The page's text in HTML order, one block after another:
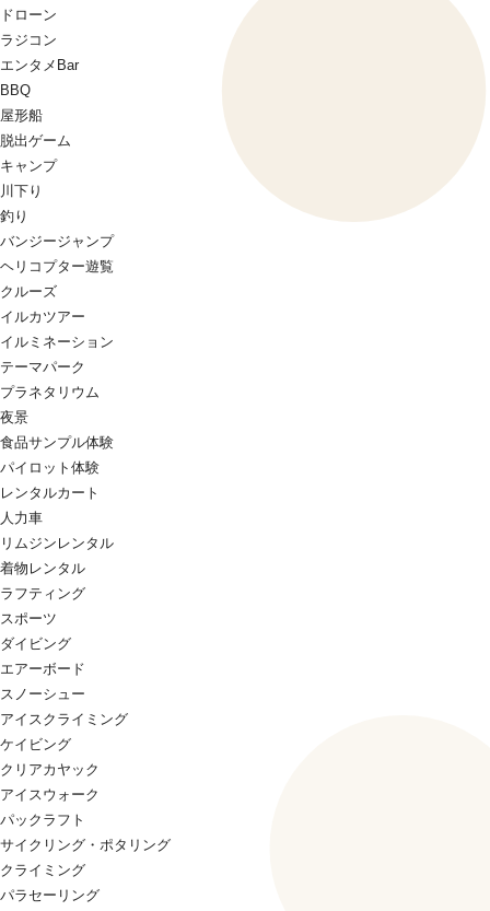
ドローン
ラジコン
エンタメBar
BBQ
屋形船
脱出ゲーム
キャンプ
川下り
釣り
バンジージャンプ
ヘリコプター遊覧
クルーズ
イルカツアー
イルミネーション
テーマパーク
プラネタリウム
夜景
食品サンプル体験
パイロット体験
レンタルカート
人力車
リムジンレンタル
着物レンタル
ラフティング
スポーツ
ダイビング
エアーボード
スノーシュー
アイスクライミング
ケイビング
クリアカヤック
アイスウォーク
パックラフト
サイクリング・ポタリング
クライミング
パラセーリング